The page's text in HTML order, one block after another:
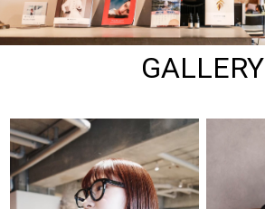
お知らせ
コンセプト
スタッフ
GALLERY